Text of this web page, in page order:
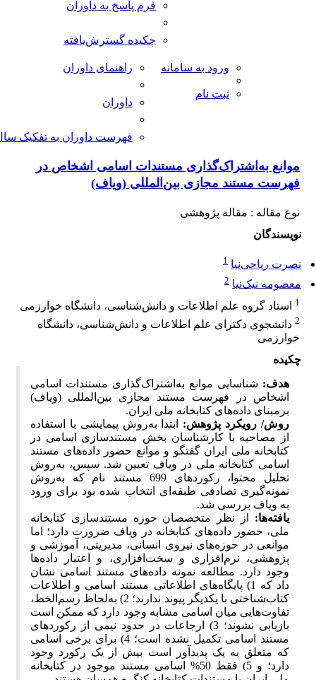
فرم پاسخ به داوران
چکیده گسترش‌یافته
راهنمای داوران
داوران
فهرست داوران به تفکیک
ورود به سامانه
ثبت نام
موانع به‌اشتراک‌گذاری مستندات اسامی اشخاص در
فهرست مستند مجازی بین‌المللی (ویاف)
نوع مقاله : مقاله پژوهشی
نویسندگان
نصرت ریاحی‌نیا 1
معصومه نیک‌نیا 2
1 استاد گروه علم اطلاعات و دانش‌شناسی، دانشگاه خوارزمی
2 دانشجوی دکترای علم اطلاعات و دانش‌شناسی، دانشگاه
خوارزمی
چکیده
هدف: شناسایی موانع به‌اشتراک‌گذاری مستندات اسامی
اشخاص در فهرست مستند مجازی بین‌المللی (ویاف)
برمبنای داده‌های کتابخانه ملی ایران.
روش/ رویکرد پژوهش: ابتدا به‌روش پیمایشی با استفاده
از مصاحبه با کارشناسان بخش مستندسازی اسامی در
کتابخانه ملی ایران گفتگو و موانع حضور داده‌های مستند
اسامی کتابخانه ملی در ویاف تعیین شد. سپس، به‌روش
تحلیل محتوا، رکوردهای 699 مستند نام که به‌روش
نمونه‌گیری تصادفی طبقه‌ای انتخاب شده بود برای ورود
به ویاف بررسی شد.
یافته‌ها: از نظر متخصصان حوزه مستندسازی کتابخانه
ملی، حضور داده‌های کتابخانه در ویاف ضرورت دارد؛ اما
موانعی در حوزه‌های نیروی انسانی، مدیریتی، آموزشی و
پژوهشی، نرم‌افزاری و ‌سخت‌افزاری، و اعتبار داده‌ها
وجود دارد. مطالعه نمونه داده‌های مستند اسامی نشان
داد که 1) پایگاه‌های اطلاعاتی مستند اسامی و اطلاعات
کتاب‌شناختی با یکدیگر پیوند ندارند؛ 2) به‌لحاظ رسم‌الخط،
تفاوت‌هایی میان اسامی مشابه وجود دارد که ممکن است
بازیابی نشوند؛ 3) ارجاعات در حدود نیمی از رکوردهای
مستند اسامی تکمیل نشده است؛ 4) برای برخی اسامی
که متعلق به یک پدیدآور است بیش از یک رکورد وجود
دارد؛ و 5) فقط 50% اسامی مستند موجود در کتابخانه